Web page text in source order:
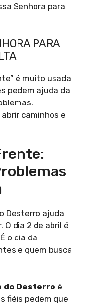
Senhora para
PARA
é muito usada
pedem ajuda da
caminhos e
Desterro ajuda
O dia 2 de abril é
o dia da
e quem busca
do Desterro é
fiéis pedem que